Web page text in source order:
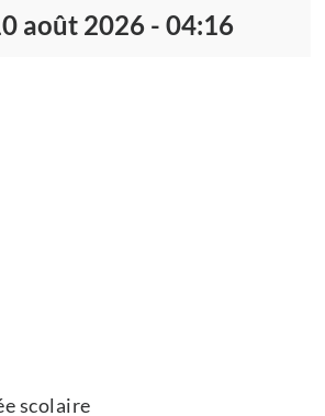
août 2026 - 04:16
scolaire